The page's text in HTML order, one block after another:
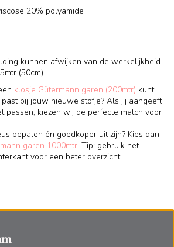
20% polyamide
kunnen afwijken van de werkelijkheid.
(50cm).
klosje Gütermann garen (200mtr) kunt
bij jouw nieuwe stofje? Als jij aangeeft
passen, kiezen wij de perfecte match voor
bepalen én goedkoper uit zijn? Kies dan
garen 1000mtr. Tip: gebruik het
voor een beter overzicht.